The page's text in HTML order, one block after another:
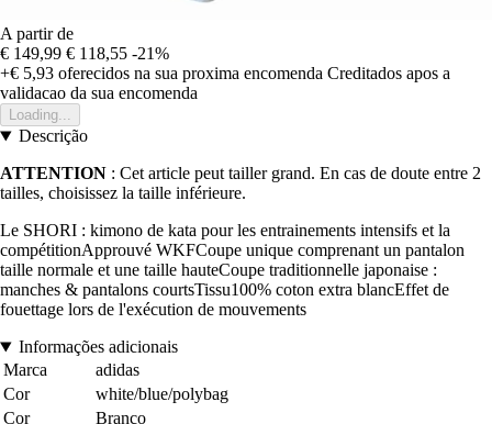
A partir de
€ 149,99 € 118,55 -21%
+€ 5,93 oferecidos na sua proxima encomenda Creditados apos a
validacao da sua encomenda
Loading...
Descrição
ATTENTION : Cet article peut tailler grand. En cas de doute entre 2
tailles, choisissez la taille inférieure.
Le SHORI : kimono de kata pour les entrainements intensifs et la
compétitionApprouvé WKFCoupe unique comprenant un pantalon
taille normale et une taille hauteCoupe traditionnelle japonaise :
manches & pantalons courtsTissu100% coton extra blancEffet de
fouettage lors de l'exécution de mouvements
Informações adicionais
Marca
adidas
Cor
white/blue/polybag
Cor
Branco